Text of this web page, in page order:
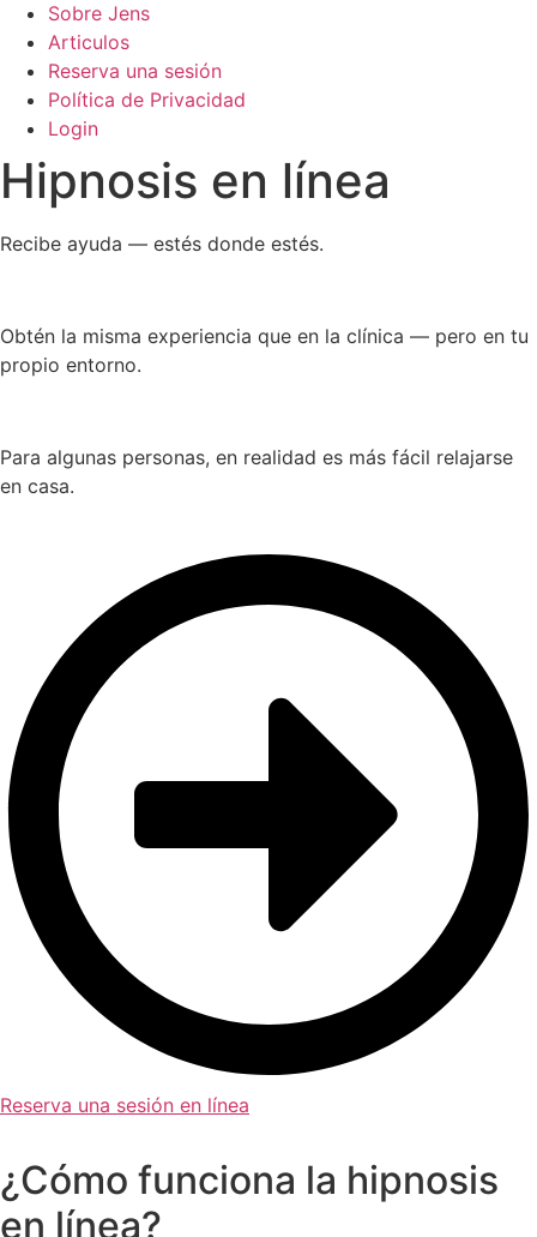
Sobre Jens
Articulos
Reserva una sesión
Política de Privacidad
Login
Hipnosis en línea
Recibe ayuda — estés donde estés.
Obtén la misma experiencia que en la clínica — pero en tu
propio entorno.
Para algunas personas, en realidad es más fácil relajarse
en casa.
Reserva una sesión en línea
¿Cómo funciona la hipnosis
en línea?